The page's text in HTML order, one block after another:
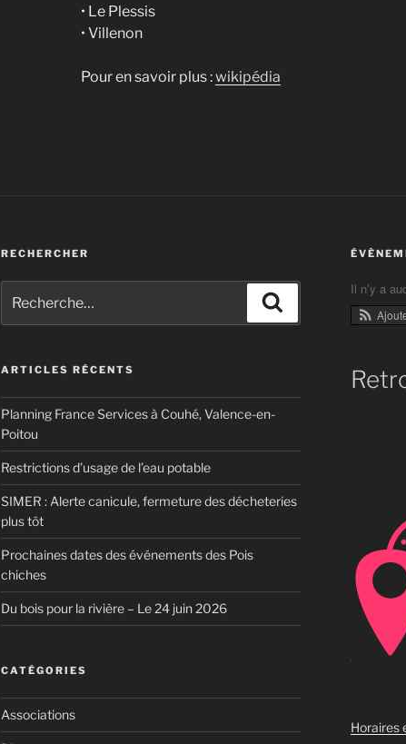
• Le Plessis
• Villenon
Pour en savoir plus :wikipédia
RECHERCHER
pour
:
Recherche
ARTICLES RÉCENTS
Planning France Services à Couhé, Valence-en-
Poitou
Restrictions d’usage de l’eau potable
SIMER : Alerte canicule, fermeture des décheteries
plus tôt
Prochaines dates des événements des Pois
chiches
Du bois pour la rivière – Le 24 juin 2026
CATÉGORIES
Associations
Il n’y a
Horaires